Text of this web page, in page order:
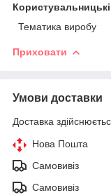
Тематика виробу
Приховати
Умови доставки
Доставка
Нова Пошта
Самовивіз
Самовивіз